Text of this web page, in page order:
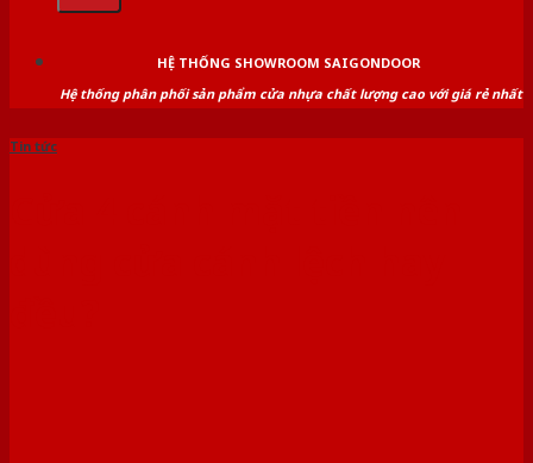
HỆ THỐNG SHOWROOM SAIGONDOOR
Hệ thống phân phối sản phẩm cửa nhựa chất lượng cao với giá rẻ nhất
Tin tức